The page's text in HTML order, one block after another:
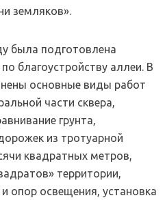
земляков».
была подготовлена
благоустройству аллеи. В
основные виды работ
части сквера,
грунта,
из тротуарной
квадратных метров,
территории,
опор освещения, установка